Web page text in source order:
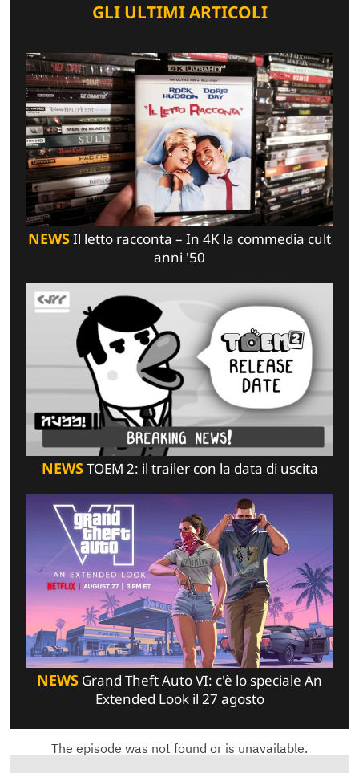
GLI ULTIMI ARTICOLI
NEWSIl letto racconta – In 4K la commedia cult
anni '50
NEWSTOEM 2: il trailer con la data di uscita
NEWS Grand Theft Auto VI: c'è lo speciale An
Extended Look il 27 agosto